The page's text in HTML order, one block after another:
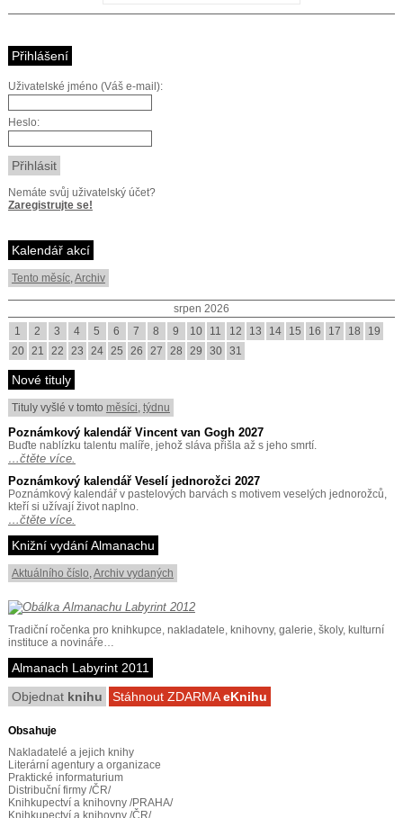
Přihlášení
Uživatelské jméno (Váš e-mail):
Heslo:
Nemáte svůj uživatelský účet?
Zaregistrujte se!
Kalendář akcí
Tento měsíc,Archiv
srpen 2026
1
2 3 4 5 6 7 8 9 10 11 12 13 14 15 16 17 18
19
20 21 22 23 24 25 26 27 28 29 30 31
Nové tituly
Tituly vyšlé v tomto měsíci, týdnu
Poznámkový kalendář Vincent van Gogh 2027
Buďte nablízku talentu malíře, jehož sláva přišla až s jeho smrtí.
…čtěte více.
Poznámkový kalendář Veselí jednorožci 2027
Poznámkový kalendář v pastelových barvách s motivem veselých jednorožců,
kteří si užívají život naplno.
…čtěte více.
Knižní vydání Almanachu
Aktuálního číslo,Archiv vydaných
Tradiční ročenka pro knihkupce, nakladatele, knihovny, galerie, školy, kulturní
instituce a novináře…
Almanach Labyrint 2011
Objednat knihu Stáhnout ZDARMAeKnihu
Obsahuje
Nakladatelé a jejich knihy
Literární agentury a organizace
Praktické informaturium
Distribuční firmy /ČR/
Knihkupectví a knihovny /PRAHA/
Knihkupectví a knihovny /ČR/